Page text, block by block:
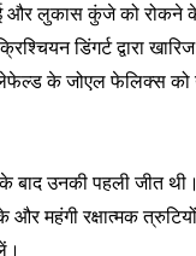
और लुकास कुंजे को
डिंगर्ट द्वारा
के जोएल फेलिक्स
उनकी पहली जीत थी।
महंगी रक्षात्मक